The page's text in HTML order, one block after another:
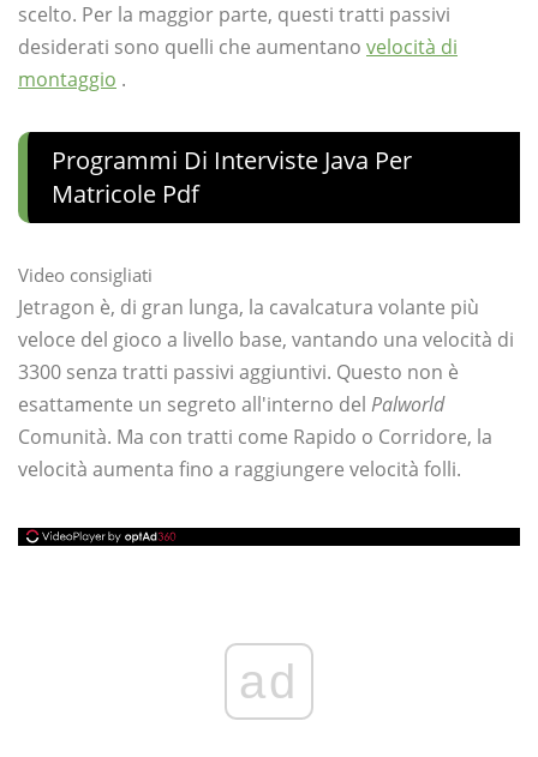
scelto. Per la maggior parte, questi tratti passivi
desiderati sono quelli che aumentano velocità di
montaggio .
Programmi Di Interviste Java Per
Matricole Pdf
Video consigliati
Jetragon è, di gran lunga, la cavalcatura volante più
veloce del gioco a livello base, vantando una velocità di
3300 senza tratti passivi aggiuntivi. Questo non è
esattamente un segreto all'interno del Palworld
Comunità. Ma con tratti come Rapido o Corridore, la
velocità aumenta fino a raggiungere velocità folli.
ad